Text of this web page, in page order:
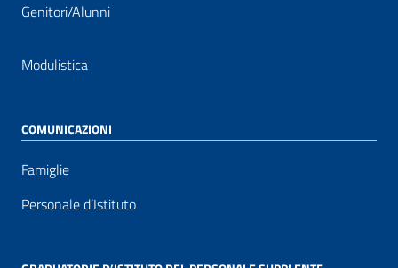
Genitori/Alunni
Modulistica
COMUNICAZIONI
Famiglie
Personale d’Istituto